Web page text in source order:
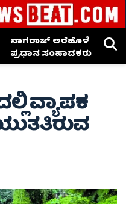
ನಾಗರಾಜ್ ಅರೆಹೊಳೆ
ಪ್ರಧಾನ ಸಂಪಾದಕರು
ವ್ಯಾಪಕ